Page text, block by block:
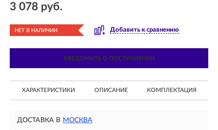
3 078 руб.
НЕТ В НАЛИЧИИ Добавить к сравнению
УВЕДОМИТЬ О ПОСТУПЛЕНИИ
ХАРАКТЕРИСТИКИ ОПИСАНИЕ КОМПЛЕКТАЦИЯ
ДОСТАВКА В МОСКВА